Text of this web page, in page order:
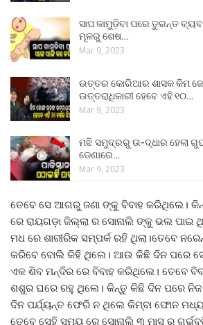
ସାପ କାମୁଡ଼ିବା ପରେ ତୁରନ୍ତ
ମୂଳରୁ ଶେଷ…
Mar 9, 2023
ଉତ୍ତର କୋରିଆର ଶାସକ କିମ
ଉତ୍ତରାଧିକାରୀ ହେବେ ଏହି ୧୦…
Mar 9, 2023
ମଝି ସମୁଦ୍ରରୁ ଉ-ଦ୍ଧାର ହେଲା
ଡେଣାରେ…
Mar 9, 2023
ତେବେ ସେ ଆଗରୁ ଜଣା ଙ୍କୁ ବିବାହ କରିଥିଲେ।
ରେ ରାୟଗଡ଼ା ଜିଲ୍ଲା ର ସୋନାଲି ଙ୍କୁ ଭଲ
ମଧ ରେ ଶାରୀରିକ ସମ୍ପର୍କ ରହି ଥିଲା।ତେବେ
କରିବେ ବୋଲି କିହି ଥିଲେ। ଆଉ କିଛି ଦିନ ପରେ
ଏକ ଶିବ ମନ୍ଦିର ରେ ବିବାହ କରିଥିଲେ। ତେବେ
ଶଶୁର ଘରେ ରହୁ ଥିଲେ। କିନ୍ତୁ କିଛି ଦିନ ପରେ
ଦିନ ପର୍ଯ୍ୟନ୍ତ ଫେରି ନ ଥିଲେ କିମ୍ବା ଫୋନ
ତେବେ ସେହି ସମୟ ରେ ସୋନାଲି ୩ ମାସ ର